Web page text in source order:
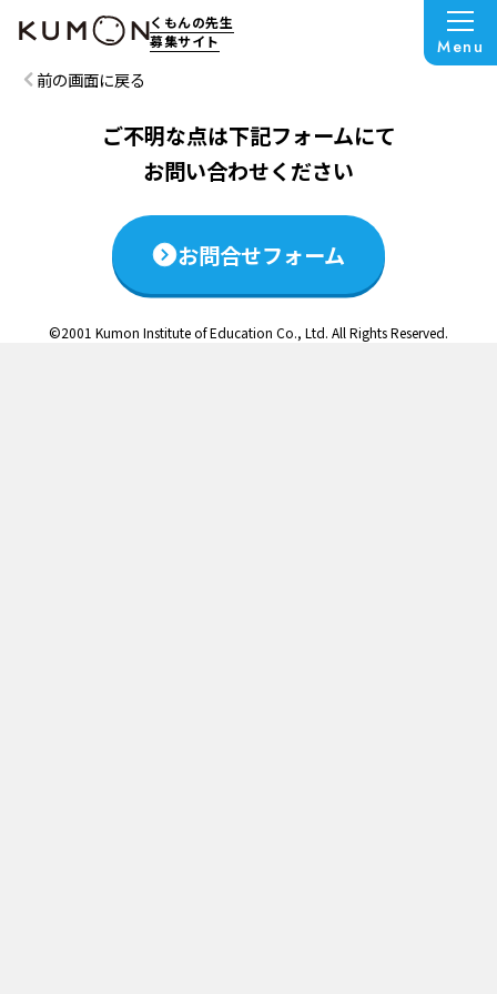
くもんの先生
募集サイト
Menu
この説明会は終了いたしました
前の画面に戻る
ご不明な点は下記フォームにて
お問い合わせください
お問合せフォーム
©2001 Kumon Institute of Education Co., Ltd. All Rights Reserved.